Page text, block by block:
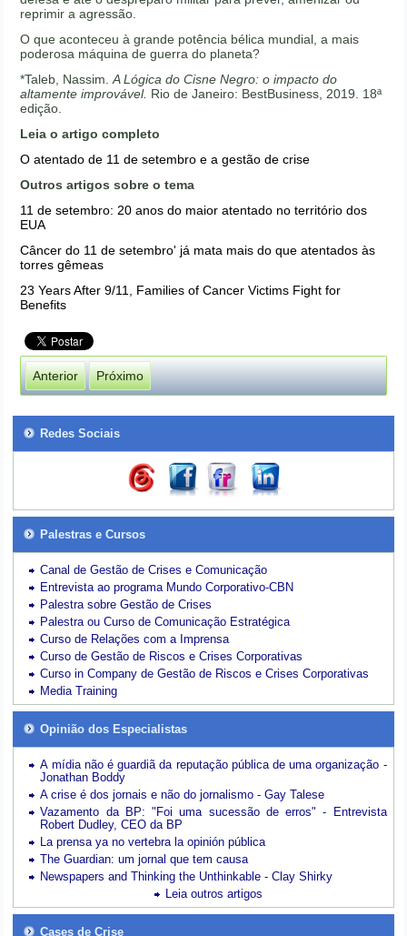
reprimir a agressão.
O que aconteceu à grande potência bélica mundial, a mais
poderosa máquina de guerra do planeta?
*Taleb, Nassim.A Lógica do Cisne Negro: o impacto do
altamente improvável. Rio de Janeiro: BestBusiness, 2019. 18ª
edição.
Leia o artigo completo
O atentado de 11 de setembro e a gestão de crise
Outros artigos sobre o tema
11 de setembro: 20 anos do maior atentado no território dos
EUA
Câncer do 11 de setembro' já mata mais do que atentados às
torres gêmeas
23 Years After 9/11, Families of Cancer Victims Fight for
Benefits
Anterior Próximo
Redes Sociais
Palestras e Cursos
Canal de Gestão de Crises e Comunicação
Entrevista ao programa Mundo Corporativo-CBN
Palestra sobre Gestão de Crises
Palestra ou Curso de Comunicação Estratégica
Curso de Relações com a Imprensa
Curso de Gestão de Riscos e Crises Corporativas
Curso in Company de Gestão de Riscos e Crises Corporativas
Media Training
Opinião dos Especialistas
A mídia não é guardiã da reputação pública de uma organização -
Jonathan Boddy
A crise é dos jornais e não do jornalismo - Gay Talese
Vazamento da BP: "Foi uma sucessão de erros" - Entrevista
Robert Dudley, CEO da BP
La prensa ya no vertebra la opinión pública
The Guardian: um jornal que tem causa
Newspapers and Thinking the Unthinkable - Clay Shirky
Leia outros artigos
Cases de Crise